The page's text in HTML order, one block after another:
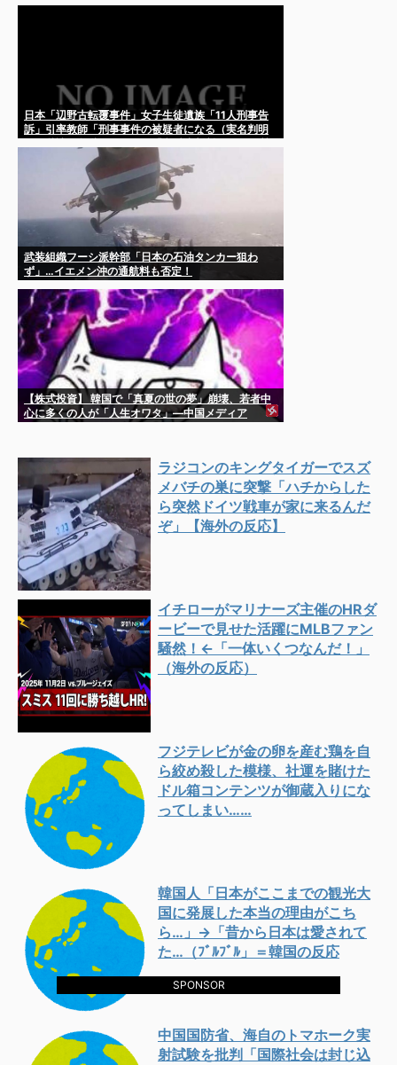
SPONSOR
日本「辺野古転覆事件」女子生徒遺族「11人刑事告
訴」引率教師「刑事事件の被疑者になる（実名判明
問！（動画」→
武装組織フーシ派幹部「日本の石油タンカー狙わ
ず」…イエメン沖の通航料も否定！
【株式投資】 韓国で「真夏の世の夢」崩壊、若者中
心に多くの人が「人生オワタ」―中国メディア
ラジコンのキングタイガーでスズ
メバチの巣に突撃「ハチからした
ら突然ドイツ戦車が家に来るんだ
ぞ」【海外の反応】
イチローがマリナーズ主催のHRダ
ービーで見せた活躍にMLBファン
騒然！←「一体いくつなんだ！」
（海外の反応）
フジテレビが金の卵を産む鶏を自
ら絞め殺した模様、社運を賭けた
ドル箱コンテンツが御蔵入りにな
ってしまい……
韓国人「日本がここまでの観光大
国に発展した本当の理由がこち
ら…」→「昔から日本は愛されて
た…（ﾌﾞﾙﾌﾞﾙ」＝韓国の反応
中国国防省、海自のトマホーク実
射試験を批判「国際社会は封じ込